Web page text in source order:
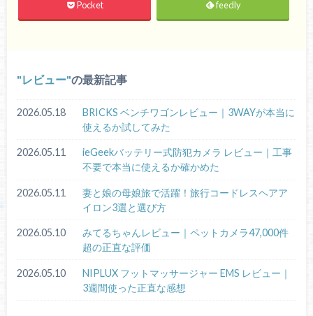
Pocket feedly
レビュー の最新記事
2026.05.18
BRICKS ベンチワゴンレビュー｜3WAYが本当に
使えるか試してみた
2026.05.11
ieGeekバッテリー式防犯カメラ レビュー｜工事
不要で本当に使えるか確かめた
2026.05.11
妻と娘の母娘旅で活躍！旅行コードレスヘアア
イロン3選と選び方
2026.05.10
みてるちゃんレビュー｜ペットカメラ47,000件
超の正直な評価
2026.05.10
NIPLUX フットマッサージャー EMS レビュー｜
3週間使った正直な感想